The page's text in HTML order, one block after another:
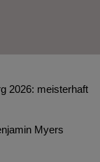
2026: meisterhaft
Myers